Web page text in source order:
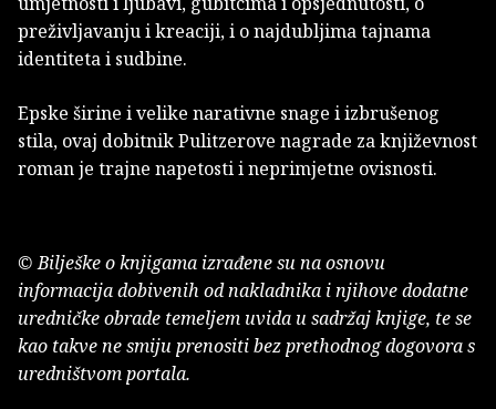
preživljavanju i kreaciji, i o najdubljima tajnama
identiteta i sudbine.
Epske širine i velike narativne snage i izbrušenog
stila, ovaj dobitnik Pulitzerove nagrade za književnost
roman je trajne napetosti i neprimjetne ovisnosti.
© Bilješke o knjigama izrađene su na osnovu
informacija dobivenih od nakladnika i njihove dodatne
uredničke obrade temeljem uvida u sadržaj knjige, te se
kao takve ne smiju prenositi bez prethodnog dogovora s
uredništvom portala.